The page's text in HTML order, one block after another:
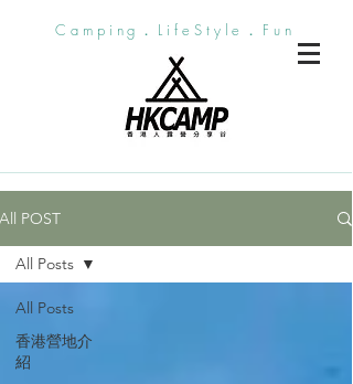
Camping．LifeStyle．Fun
All POST
All Posts
香港營地介
紹
All Posts